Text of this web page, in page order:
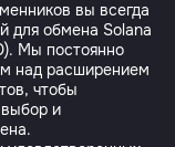
вы всегда
для обмена Solana
Мы постоянно
над расширением
чтобы
и